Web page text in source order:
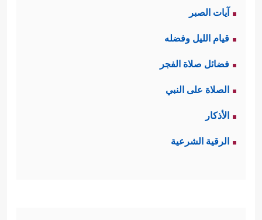
آيات الصبر
قيام الليل وفضله
فضائل صلاة الفجر
الصلاة على النبي
الأذكار
الرقية الشرعية